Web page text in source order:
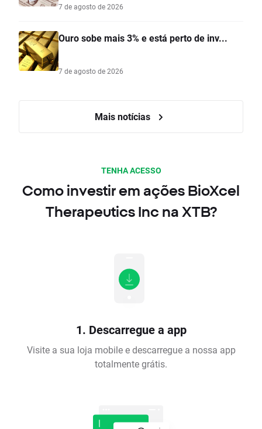
7 de agosto de 2026
Ouro sobe mais 3% e está perto de inv...
7 de agosto de 2026
Mais notícias
TENHA ACESSO
Como investir em ações BioXcel
Therapeutics Inc na XTB?
1. Descarregue a app
Visite a sua loja mobile e descarregue a nossa app
totalmente grátis.